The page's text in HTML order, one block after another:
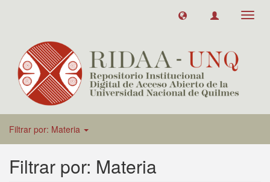
Filtrar por: Materia
Filtrar por: Materia